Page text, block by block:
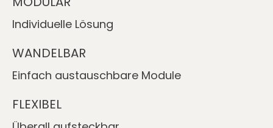
Individuelle Lösung
WANDELBAR
Einfach austauschbare Module
FLEXIBEL